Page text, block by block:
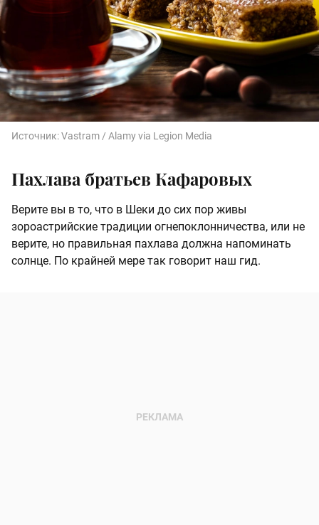
Источник:Vastram / Alamy via Legion Media
Пахлава братьев Кафаровых
Верите вы в то, что в Шеки до сих пор живы
зороастрийские традиции огнепоклонничества, или не
верите, но правильная пахлава должна напоминать
солнце. По крайней мере так говорит наш гид.